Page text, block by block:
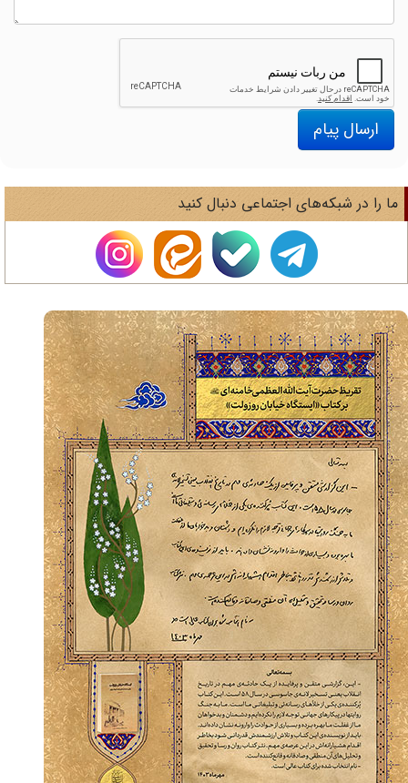
ارسال پیام
را در شبکه‌های اجتماعی دنبال کنید